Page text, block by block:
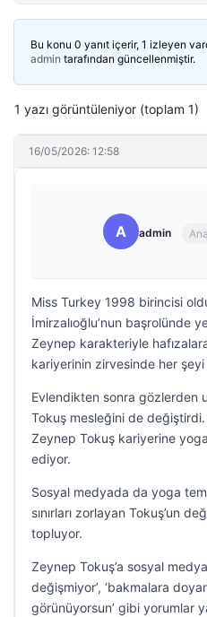
Bu konu 0 yanıt içerir, 1 izleyen
admin tarafından güncellenmiştir.
1 yazı görüntüleniyor (toplam 1)
16/05/2026: 12:58
A admin
Miss Turkey 1998 birincisi
İmirzalıoğlu’nun başrolünde
Zeynep karakteriyle
kariyerinin zirvesinde her şeyi
Evlendikten sonra gözlerden
Tokuş mesleğini de
Zeynep Tokuş kariyerine
ediyor.
Sosyal medyada da yoga
sınırları zorlayan Tokuş’un
topluyor.
Zeynep Tokuş’a sosyal
değişmiyor’, ‘bakmalara
görünüyorsun’ gibi yorumlar